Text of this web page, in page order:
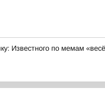
Известного по мемам